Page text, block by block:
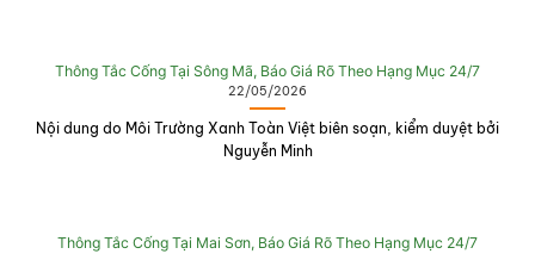
Thông Tắc Cống Tại Sông Mã, Báo Giá Rõ Theo Hạng Mục 24/7
22/05/2026
Nội dung do Môi Trường Xanh Toàn Việt biên soạn, kiểm duyệt bởi
Nguyễn Minh
Thông Tắc Cống Tại Mai Sơn, Báo Giá Rõ Theo Hạng Mục 24/7